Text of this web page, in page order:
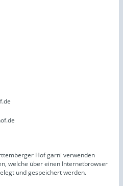
Hof garni verwenden
welche über einen Internetbrowser
und gespeichert werden.